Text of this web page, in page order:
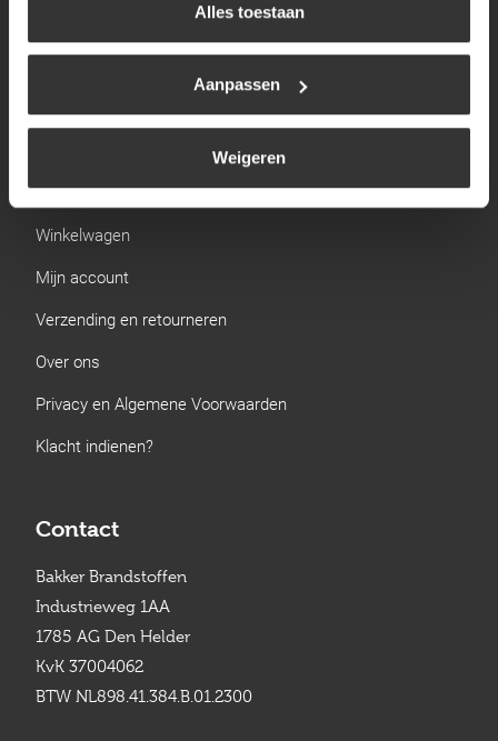
Alles toestaan
Aanpassen
Weigeren
Verwarming
Links
Winkelwagen
Mijn account
Verzending en retourneren
Over ons
Privacy en Algemene Voorwaarden
Klacht indienen?
Contact
Bakker Brandstoffen
Industrieweg 1AA
1785 AG Den Helder
KvK 37004062
BTW NL898.41.384.B.01.2300